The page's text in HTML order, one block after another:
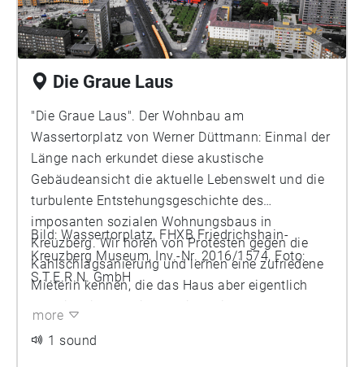
Die Graue Laus
"Die Graue Laus". Der Wohnbau am
Wassertorplatz von Werner Düttmann: Einmal der
Länge nach erkundet diese akustische
Gebäudeansicht die aktuelle Lebenswelt und die
turbulente Entstehungsgeschichte des
imposanten sozialen Wohnungsbaus in
Kreuzberg. Wir hören von Protesten gegen die
Kahlschlagsanierung und lernen eine zufriedene
Mieterin kennen, die das Haus aber eigentlich
hässlich findet. Mit Interviewbeiträgen der
Werner Düttmann.
Bild: Wassertorplatz, FHXB Friedrichshain-
Kreuzberg Museum, Inv.-Nr. 2016/1574, Foto:
S.T.E.R.N. GmbH
more
1 sound